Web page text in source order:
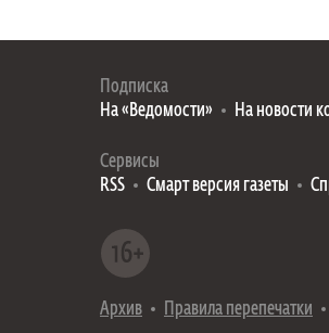
Подписка
На «Ведомости»
На новости
Сервисы
RSS
Смарт версия газеты
Архив Правила перепечатки